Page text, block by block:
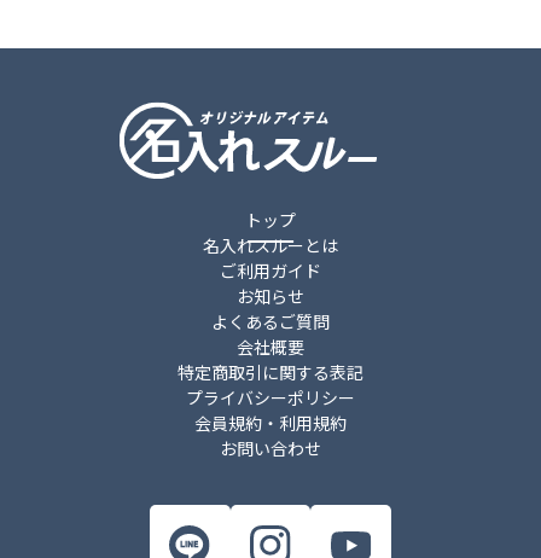
トップ
名入れスルーとは
ご利用ガイド
お知らせ
よくあるご質問
会社概要
特定商取引に関する表記
プライバシーポリシー
会員規約・利用規約
お問い合わせ